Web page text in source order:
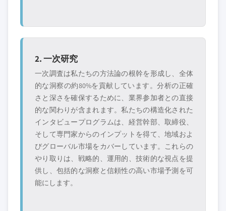
2. 一次研究
一次調査は私たちの方法論の根幹を形成し、全体
的な洞察の約80%を貢献しています。分析の正確
さと深さを確保するために、業界参加者との直接
的な関わりが含まれます。私たちの構造化された
インタビュープログラムは、経営幹部、取締役、
そして専門家からのインプットを得て、地域およ
びグローバル市場をカバーしています。これらの
やり取りは、戦略的、運用的、技術的な視点を提
供し、包括的な洞察と信頼性の高い市場予測を可
能にします。